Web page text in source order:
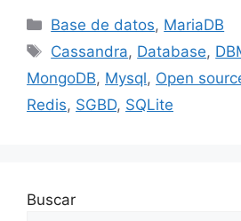
c
e
b
o
ai
l
at
s
A
p
m
bl
r
k
e
dI
Categorías
Base de datos, MariaDB
Etiquetas
Cassandra, Database,
MongoDB, Mysql, Open
Redis, SGBD, SQLite
Buscar